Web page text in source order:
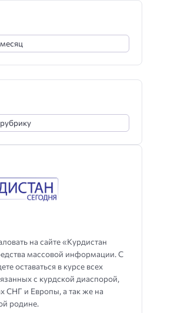
на сайте «Курдистан
массовой информации. С
оставаться в курсе всех
с курдской диаспорой,
СНГ и Европы, а так же на
родине.